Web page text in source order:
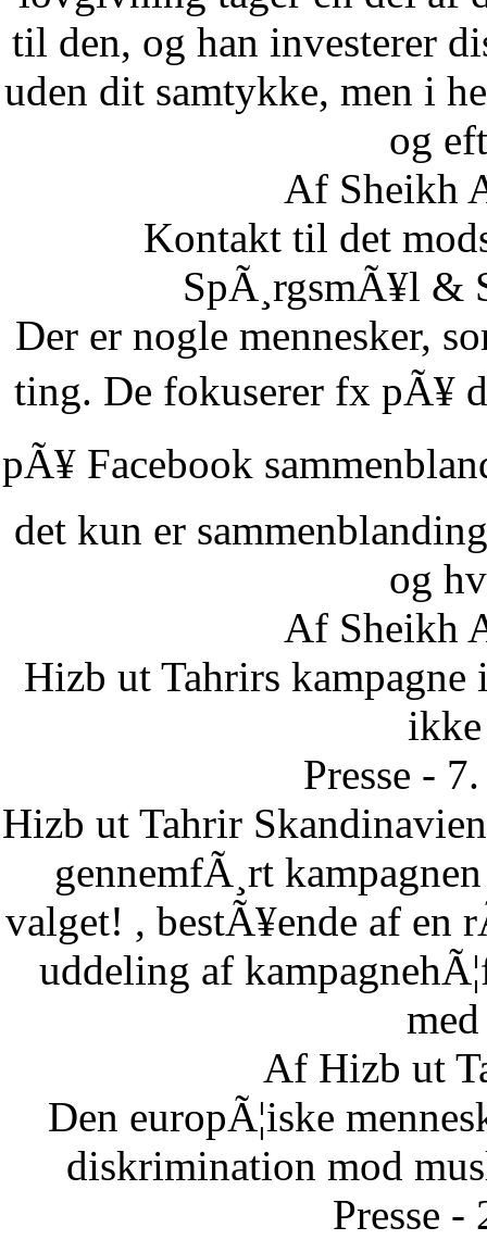
til den, og han investerer
uden dit samtykke, men i
og
Af Sheikh
Kontakt til det
SpÃ¸rgsmÃ¥l &
Der er nogle mennesker,
ting. De fokuserer fx pÃ¥
pÃ¥ Facebook
det kun er
og
Af Sheikh
Hizb ut Tahrirs
Presse -
Hizb ut Tahrir
gennemfÃ¸rt
valget! , bestÃ¥ende af en
uddeling af
Af Hizb ut
Den europÃ¦iske
diskrimination mod
Presse -